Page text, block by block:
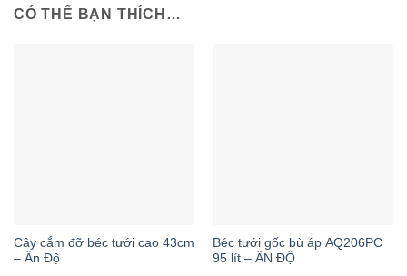
CÓ THỂ BẠN THÍCH…
Cây cắm đỡ béc tưới cao 43cm
– Ấn Độ
Béc tưới gốc bù áp AQ206PC
95 lít – ẤN ĐỘ